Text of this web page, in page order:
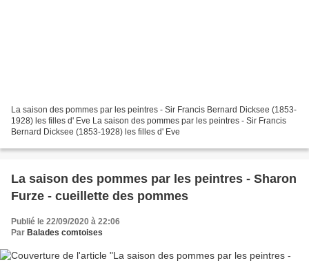
La saison des pommes par les peintres - Sir Francis Bernard Dicksee (1853-
1928) les filles d' Eve La saison des pommes par les peintres - Sir Francis
Bernard Dicksee (1853-1928) les filles d' Eve
La saison des pommes par les peintres - Sharon
Furze - cueillette des pommes
Publié le 22/09/2020 à 22:06
Par Balades comtoises